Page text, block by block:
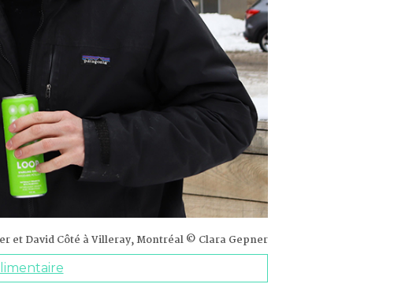
et David Côté à Villeray, Montréal © Clara Gepner